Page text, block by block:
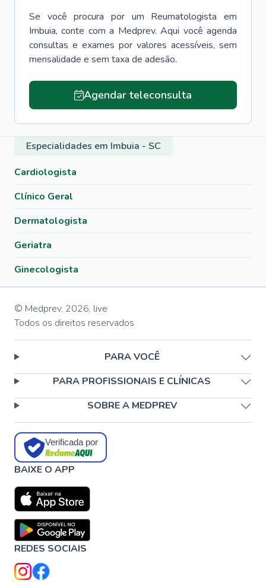
Se você procura por um Reumatologista em
Imbuia, conte com a Medprev. Aqui você agenda
consultas e exames por valores acessíveis, sem
mensalidade e sem taxa de adesão.
Agendar teleconsulta
Especialidades em Imbuia - SC
Cardiologista
Clínico Geral
Dermatologista
Geriatra
Ginecologista
© Medprev, 2026, live
Todos os direitos reservados
PARA VOCÊ
PARA PROFISSIONAIS E CLÍNICAS
SOBRE A MEDPREV
Verificada por
BAIXE O APP
REDES SOCIAIS